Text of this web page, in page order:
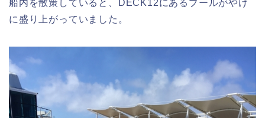
船内を散策していると、DECK12にあるプールがやけ
に盛り上がっていました。